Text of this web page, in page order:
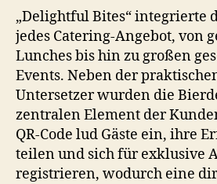
„Delightful Bites“ integrierte
jedes Catering-Angebot, von
Lunches bis hin zu großen
Events. Neben der
Untersetzer wurden die
zentralen Element der
QR-Code lud Gäste ein, ihre
teilen und sich für exklusive
registrieren, wodurch eine